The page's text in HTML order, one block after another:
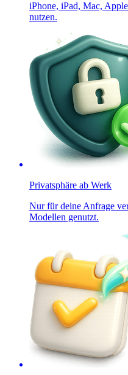
iPhone, iPad, Mac,
nutzen.
Privatsphäre ab Werk
Nur für deine Anfrage
Modellen genutzt.